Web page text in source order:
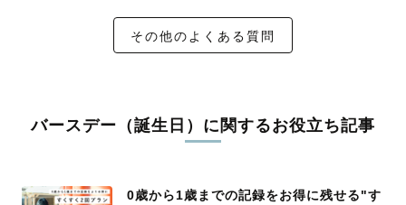
その他のよくある質問
バースデー（誕生日）に関するお役立ち記事
0歳から1歳までの記録をお得に残せる"す